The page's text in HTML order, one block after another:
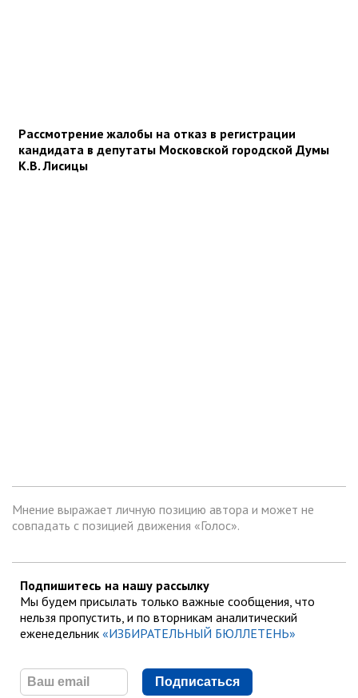
Рассмотрение жалобы на отказ в регистрации
кандидата в депутаты Московской городской Думы
К.В. Лисицы
Мнение выражает личную позицию автора и может не
совпадать с позицией движения «Голос».
Подпишитесь на нашу рассылку
Мы будем присылать только важные сообщения, что
нельзя пропустить, и по вторникам аналитический
еженедельник «ИЗБИРАТЕЛЬНЫЙ БЮЛЛЕТЕНЬ»
Подписаться